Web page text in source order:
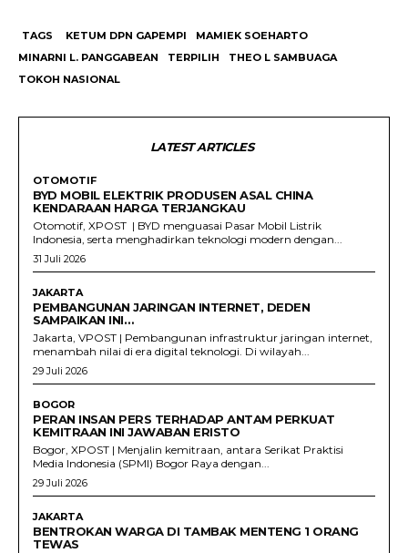
TAGS KETUM DPN GAPEMPI
MAMIEK SOEHARTO
MINARNI L. PANGGABEAN
TERPILIH
THEO L SAMBUAGA
TOKOH NASIONAL
LATEST ARTICLES
OTOMOTIF
BYD MOBIL ELEKTRIK PRODUSEN ASAL CHINA
KENDARAAN HARGA TERJANGKAU
Otomotif, XPOST | BYD menguasai Pasar Mobil Listrik
Indonesia, serta menghadirkan teknologi modern dengan...
31 Juli 2026
JAKARTA
PEMBANGUNAN JARINGAN INTERNET, DEDEN
SAMPAIKAN INI…
Jakarta, VPOST | Pembangunan infrastruktur jaringan internet,
menambah nilai di era digital teknologi. Di wilayah...
29 Juli 2026
BOGOR
PERAN INSAN PERS TERHADAP ANTAM PERKUAT
KEMITRAAN INI JAWABAN ERISTO
Bogor, XPOST | Menjalin kemitraan, antara Serikat Praktisi
Media Indonesia (SPMI) Bogor Raya dengan...
29 Juli 2026
JAKARTA
BENTROKAN WARGA DI TAMBAK MENTENG 1 ORANG
TEWAS